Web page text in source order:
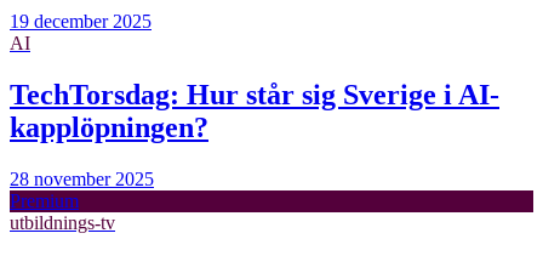
19 december 2025
AI
TechTorsdag: Hur står sig Sverige i AI-
kapplöpningen?
28 november 2025
Premium
utbildnings-tv